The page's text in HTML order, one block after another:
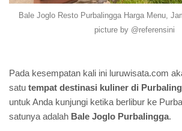
Bale Joglo Resto Purbalingga Harga Menu,
picture by @referensini
Pada kesempatan kali ini luruwisata.com
satu tempat destinasi kuliner di
untuk Anda kunjungi ketika berlibur ke
satunya adalah Bale Joglo Purbalingga.